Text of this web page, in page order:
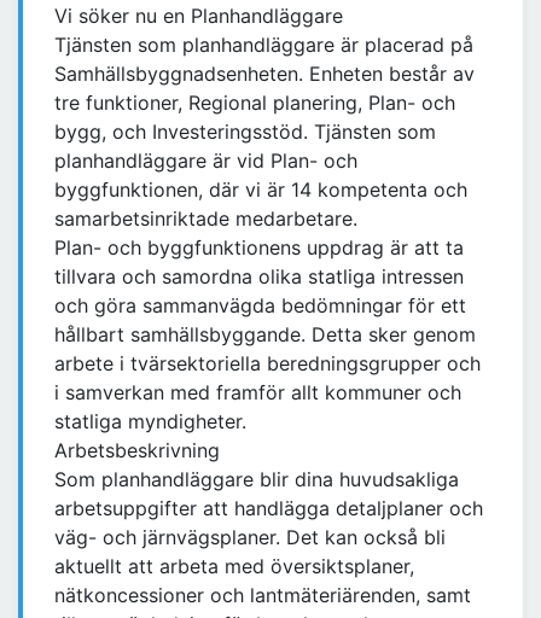
Vi söker nu en Planhandläggare
Tjänsten som planhandläggare är placerad på
Samhällsbyggnadsenheten. Enheten består av
tre funktioner, Regional planering, Plan- och
bygg, och Investeringsstöd. Tjänsten som
planhandläggare är vid Plan- och
byggfunktionen, där vi är 14 kompetenta och
samarbetsinriktade medarbetare.
Plan- och byggfunktionens uppdrag är att ta
tillvara och samordna olika statliga intressen
och göra sammanvägda bedömningar för ett
hållbart samhällsbyggande. Detta sker genom
arbete i tvärsektoriella beredningsgrupper och
i samverkan med framför allt kommuner och
statliga myndigheter.
Arbetsbeskrivning
Som planhandläggare blir dina huvudsakliga
arbetsuppgifter att handlägga detaljplaner och
väg- och järnvägsplaner. Det kan också bli
aktuellt att arbeta med översiktsplaner,
nätkoncessioner och lantmäteriärenden, samt